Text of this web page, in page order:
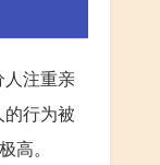
注重亲
行为被
高。